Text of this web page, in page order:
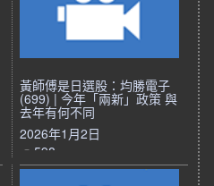
黃師傅是日選股：均勝電子
(699) | 今年「兩新」政策 與
去年有何不同
2026年1月2日
598